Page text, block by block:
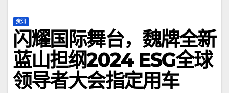
资讯
闪耀国际舞台，魏牌全新
蓝山担纲2024 ESG全球
领导者大会指定用车